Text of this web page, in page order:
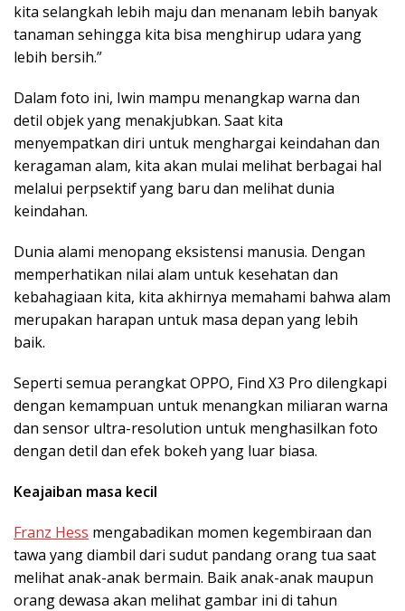
kita selangkah lebih maju dan menanam lebih banyak
tanaman sehingga kita bisa menghirup udara yang
lebih bersih.”
Dalam foto ini, Iwin mampu menangkap warna dan
detil objek yang menakjubkan. Saat kita
menyempatkan diri untuk menghargai keindahan dan
keragaman alam, kita akan mulai melihat berbagai hal
melalui perpsektif yang baru dan melihat dunia
keindahan.
Dunia alami menopang eksistensi manusia. Dengan
memperhatikan nilai alam untuk kesehatan dan
kebahagiaan kita, kita akhirnya memahami bahwa alam
merupakan harapan untuk masa depan yang lebih
baik.
Seperti semua perangkat OPPO, Find X3 Pro dilengkapi
dengan kemampuan untuk menangkan miliaran warna
dan sensor ultra-resolution untuk menghasilkan foto
dengan detil dan efek bokeh yang luar biasa.
Keajaiban masa kecil
Franz Hess mengabadikan momen kegembiraan dan
tawa yang diambil dari sudut pandang orang tua saat
melihat anak-anak bermain. Baik anak-anak maupun
orang dewasa akan melihat gambar ini di tahun